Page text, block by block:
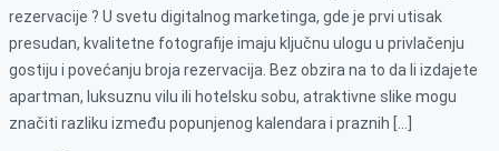
rezervacije ? U svetu digitalnog marketinga, gde je prvi utisak
presudan, kvalitetne fotografije imaju ključnu ulogu u privlačenju
gostiju i povećanju broja rezervacija. Bez obzira na to da li izdajete
apartman, luksuznu vilu ili hotelsku sobu, atraktivne slike mogu
značiti razliku između popunjenog kalendara i praznih […]